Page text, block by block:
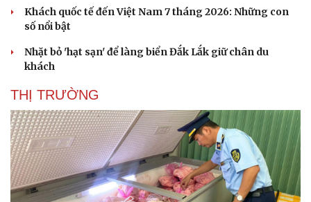
Khách quốc tế đến Việt Nam 7 tháng 2026: Những con
số nổi bật
Nhặt bỏ 'hạt sạn' để làng biển Đắk Lắk giữ chân du
khách
THỊ TRƯỜNG